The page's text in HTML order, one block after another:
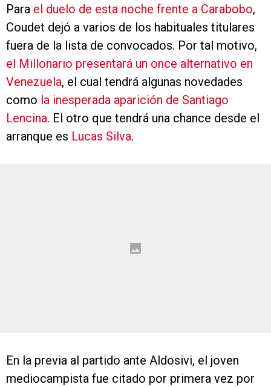
Para el duelo de esta noche frente a Carabobo,
Coudet dejó a varios de los habituales titulares
fuera de la lista de convocados. Por tal motivo,
el Millonario presentará un once alternativo en
Venezuela, el cual tendrá algunas novedades
como la inesperada aparición de Santiago
Lencina. El otro que tendrá una chance desde el
arranque es Lucas Silva.
En la previa al partido ante Aldosivi, el joven
mediocampista fue citado por primera vez por